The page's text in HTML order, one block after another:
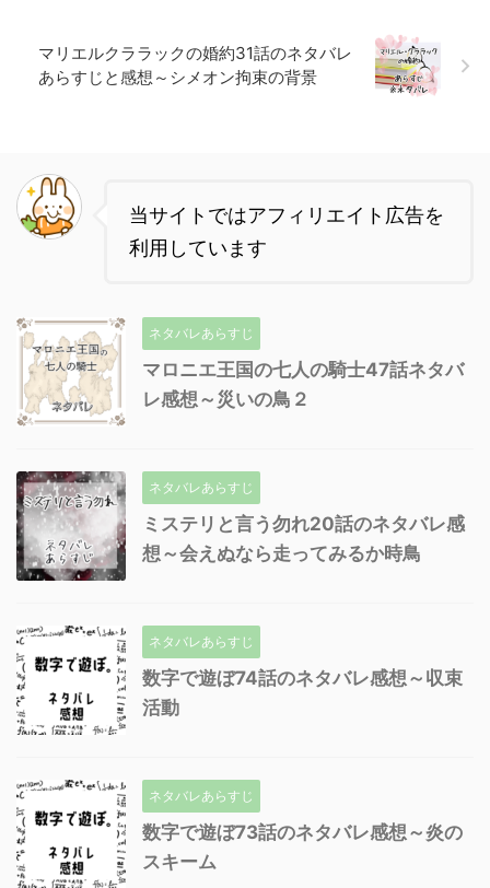
マリエルクララックの婚約31話のネタバレ
あらすじと感想～シメオン拘束の背景
当サイトではアフィリエイト広告を
利用しています
ネタバレあらすじ
マロニエ王国の七人の騎士47話ネタバ
レ感想～災いの鳥２
ネタバレあらすじ
ミステリと言う勿れ20話のネタバレ感
想～会えぬなら走ってみるか時鳥
ネタバレあらすじ
数字で遊ぼ74話のネタバレ感想～収束
活動
ネタバレあらすじ
数字で遊ぼ73話のネタバレ感想～炎の
スキーム